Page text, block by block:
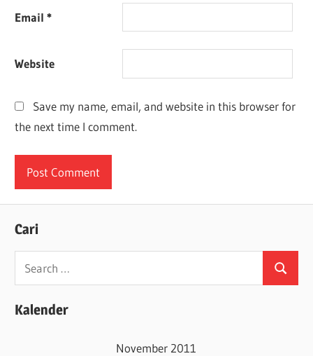
Email*
Website
Save my name, email, and website in this browser for
the next time I comment.
Cari
Search
for:
Search
Kalender
November 2011